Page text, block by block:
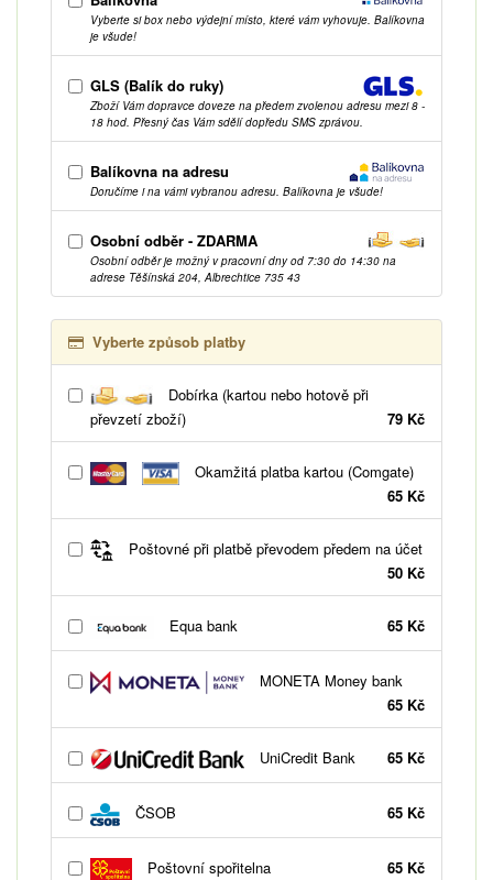
Vyberte si box nebo výdejní místo, které vám vyhovuje. Balíkovna
je všude!
GLS (Balík do ruky)
Zboží Vám dopravce doveze na předem zvolenou adresu mezi 8 -
18 hod. Přesný čas Vám sdělí dopředu SMS zprávou.
Balíkovna na adresu
Doručíme i na vámi vybranou adresu. Balíkovna je všude!
Osobní odběr - ZDARMA
Osobní odběr je možný v pracovní dny od 7:30 do 14:30 na
adrese Těšínská 204, Albrechtice 735 43
Vyberte způsob platby
Dobírka (kartou nebo hotově při
převzetí zboží)
79 Kč
Okamžitá platba kartou (Comgate)
65 Kč
Poštovné při platbě převodem předem na účet
50 Kč
Equa bank 65 Kč
MONETA Money bank
65 Kč
UniCredit Bank 65 Kč
ČSOB 65 Kč
Poštovní spořitelna 65 Kč